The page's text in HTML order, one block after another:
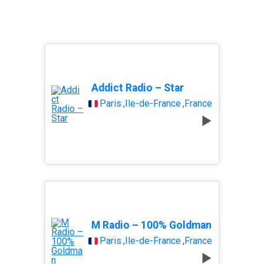
Addict Radio – Star
Paris , Île-de-France,France
M Radio – 100% Goldman
Paris , Île-de-France,France